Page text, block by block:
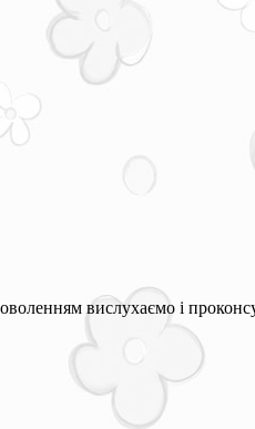
вислухаємо і